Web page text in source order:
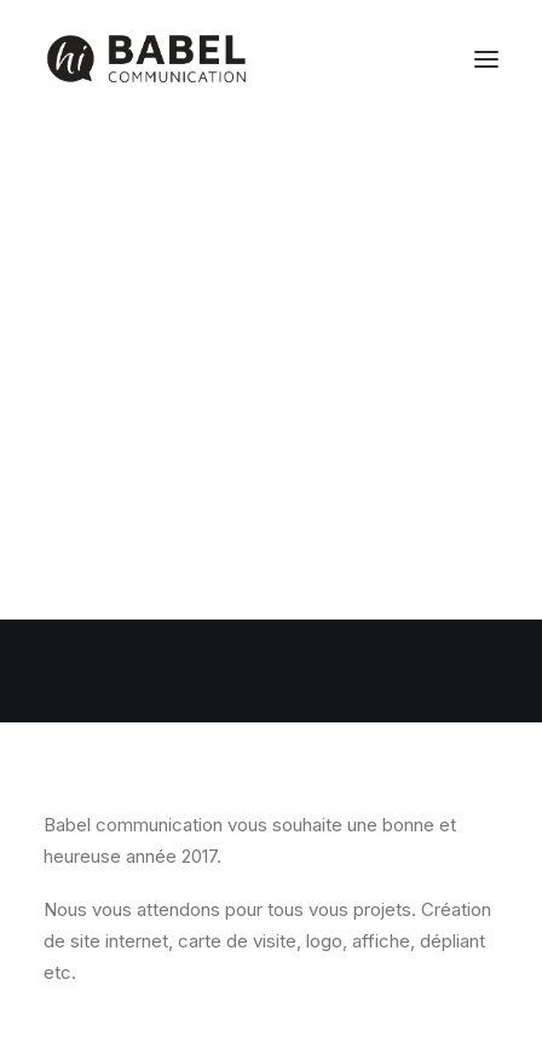
Babel communication vous souhaite une bonne et
heureuse année 2017.
Nous vous attendons pour tous vous projets. Création
de site internet, carte de visite, logo, affiche, dépliant
etc.